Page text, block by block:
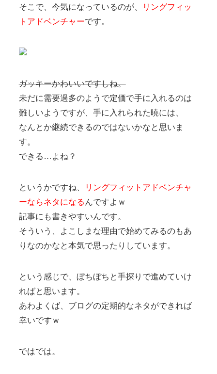
そこで、今気になっているのが、
リングフィッ
トアドベンチャーです。
ガッキーかわいいですしね。
未だに需要過多のようで定価で手に入れるのは
難しいようですが、手に入れられた暁には、
なんとか継続できるのではないかなと思いま
す。
できる…よね？
というかですね、
リングフィットアドベンチャ
ーならネタになるんですよｗ
記事にも書きやすいんです。
そういう、よこしまな理由で始めてみるのもあ
りなのかなと本気で思ったりしています。
という感じで、ぼちぼちと手探りで進めていけ
ればと思います。
あわよくば、ブログの定期的なネタができれば
幸いですｗ
ではでは。